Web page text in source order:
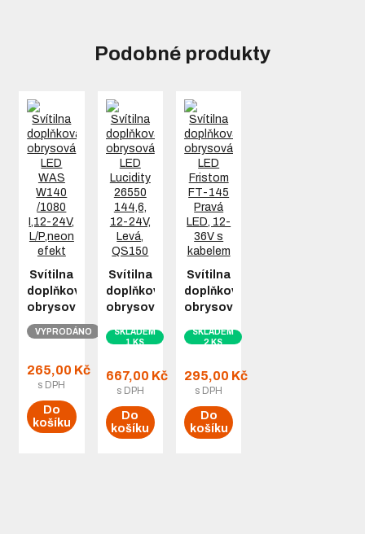
Podobné produkty
Svítilna
doplňková
obrysová…
VYPRODÁNO
265,00 Kč
s DPH
Do
košíku
Svítilna
doplňková
obrysová…
SKLADEM
1 KS
667,00 Kč
s DPH
Do
košíku
Svítilna
doplňková
obrysová…
SKLADEM
2 KS
295,00 Kč
s DPH
Do
košíku